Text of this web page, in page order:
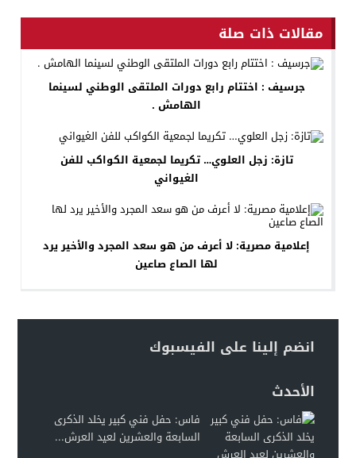
مقالات ذات صلة
جرسيف : اختتام رابع دورات الملتقى الوطني لسينما
الهامش .
تازة: زجل العلوي… تكريما لجمعية الكواكب للفن
الغيواني
إعلامية مصرية: لا أعرف من هو سعد المجرد والأخير يرد
لها الصاع صاعين
انضم إلينا على الفيسبوك
الأحدث
فاس: حفل فني كبير يخلد الذكرى
السابعة والعشرين لعيد العرش...